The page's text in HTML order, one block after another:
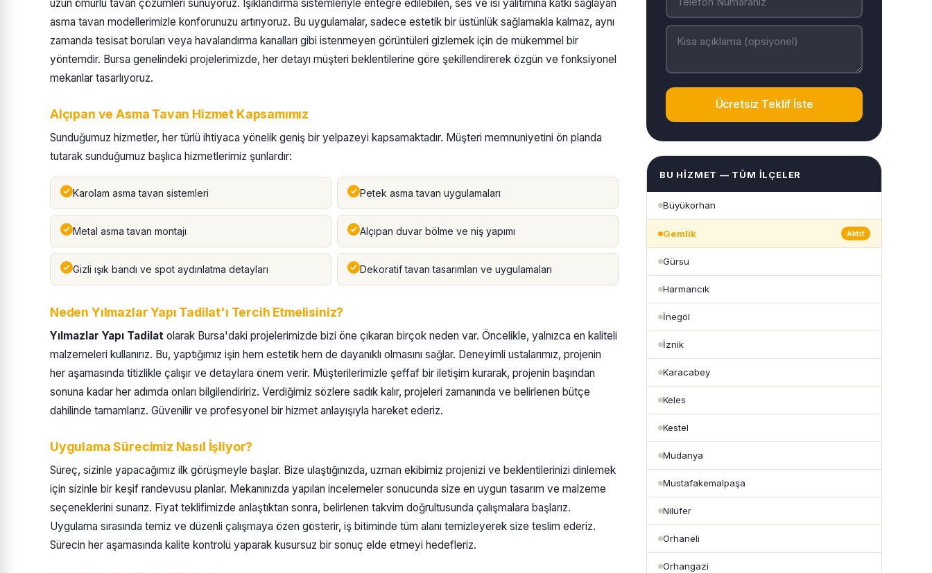
uzun ömürlü tavan çözümleri sunuyoruz. Işıklandırma sistemleriyle entegre edilebilen, ses ve ısı yalıtımına katkı sağlayan
asma tavan modellerimizle konforunuzu artırıyoruz. Bu uygulamalar, sadece estetik bir üstünlük sağlamakla kalmaz, aynı
zamanda tesisat boruları veya havalandırma kanalları gibi istenmeyen görüntüleri gizlemek için de mükemmel bir
yöntemdir. Bursa genelindeki projelerimizde, her detayı müşteri beklentilerine göre şekillendirerek özgün ve fonksiyonel
mekanlar tasarlıyoruz.
Alçıpan ve Asma Tavan Hizmet Kapsamımız
Sunduğumuz hizmetler, her türlü ihtiyaca yönelik geniş bir yelpazeyi kapsamaktadır. Müşteri memnuniyetini ön planda
tutarak sunduğumuz başlıca hizmetlerimiz şunlardır:
Karolam asma tavan sistemleri Petek asma tavan uygulamaları
Metal asma tavan montajı Alçıpan duvar bölme ve niş yapımı
Gizli ışık bandı ve spot aydınlatma detayları Dekoratif tavan tasarımları ve uygulamaları
Neden Yılmazlar Yapı Tadilat'ı Tercih Etmelisiniz?
Yılmazlar Yapı Tadilat olarak Bursa'daki projelerimizde bizi öne çıkaran birçok neden var. Öncelikle, yalnızca en kaliteli
malzemeleri kullanırız. Bu, yaptığımız işin hem estetik hem de dayanıklı olmasını sağlar. Deneyimli ustalarımız, projenin
her aşamasında titizlikle çalışır ve detaylara önem verir. Müşterilerimizle şeffaf bir iletişim kurarak, projenin başından
sonuna kadar her adımda onları bilgilendiririz. Verdiğimiz sözlere sadık kalır, projeleri zamanında ve belirlenen bütçe
dahilinde tamamlarız. Güvenilir ve profesyonel bir hizmet anlayışıyla hareket ederiz.
Uygulama Sürecimiz Nasıl İşliyor?
Süreç, sizinle yapacağımız ilk görüşmeyle başlar. Bize ulaştığınızda, uzman ekibimiz projenizi ve beklentilerinizi dinlemek
için sizinle bir keşif randevusu planlar. Mekanınızda yapılan incelemeler sonucunda size en uygun tasarım ve malzeme
seçeneklerini sunarız. Fiyat teklifimizde anlaştıktan sonra, belirlenen takvim doğrultusunda çalışmalara başlarız.
Uygulama sırasında temiz ve düzenli çalışmaya özen gösterir, iş bitiminde tüm alanı temizleyerek size teslim ederiz.
Sürecin her aşamasında kalite kontrolü yaparak kusursuz bir sonuç elde etmeyi hedefleriz.
Ücretsiz Teklif İste
BU HIZMET — TÜM İLÇELER
Büyükorhan
Gemlik Aktif
Gürsu
Harmancık
İnegöl
İznik
Karacabey
Keles
Kestel
Mudanya
Mustafakemalpaşa
Nilüfer
Orhaneli
Orhangazi